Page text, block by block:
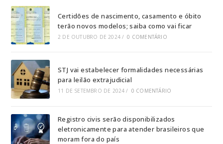
Certidões de nascimento, casamento e óbito
terão novos modelos; saiba como vai ficar
2 DE OUTUBRO DE 2024 / 0 COMENTÁRIO
STJ vai estabelecer formalidades necessárias
para leilão extrajudicial
11 DE SETEMBRO DE 2024 / 0 COMENTÁRIO
Registro civis serão disponibilizados
eletronicamente para atender brasileiros que
moram fora do país